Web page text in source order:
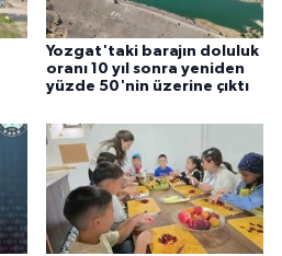
Yozgat'taki barajın doluluk
oranı 10 yıl sonra yeniden
yüzde 50'nin üzerine çıktı